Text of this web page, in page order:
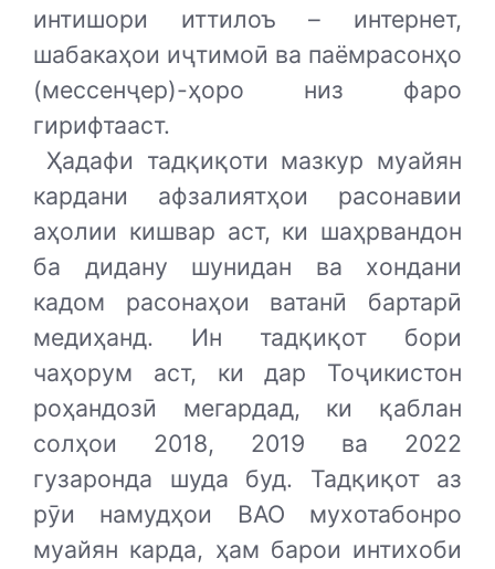
интишори иттилоъ – интернет,
шабакаҳои иҷтимоӣ ва паёмрасонҳо
(мессенҷер)-ҳоро низ фаро
гирифтааст.
Ҳадафи тадқиқоти мазкур муайян
кардани афзалиятҳои расонавии
аҳолии кишвар аст, ки шаҳрвандон
ба дидану шунидан ва хондани
кадом расонаҳои ватанӣ бартарӣ
медиҳанд. Ин тадқиқот бори
чаҳорум аст, ки дар Тоҷикистон
роҳандозӣ мегардад, ки қаблан
солҳои 2018, 2019 ва 2022
гузаронда шуда буд. Тадқиқот аз
рӯи намудҳои ВАО мухотабонро
муайян карда, ҳам барои интихоби